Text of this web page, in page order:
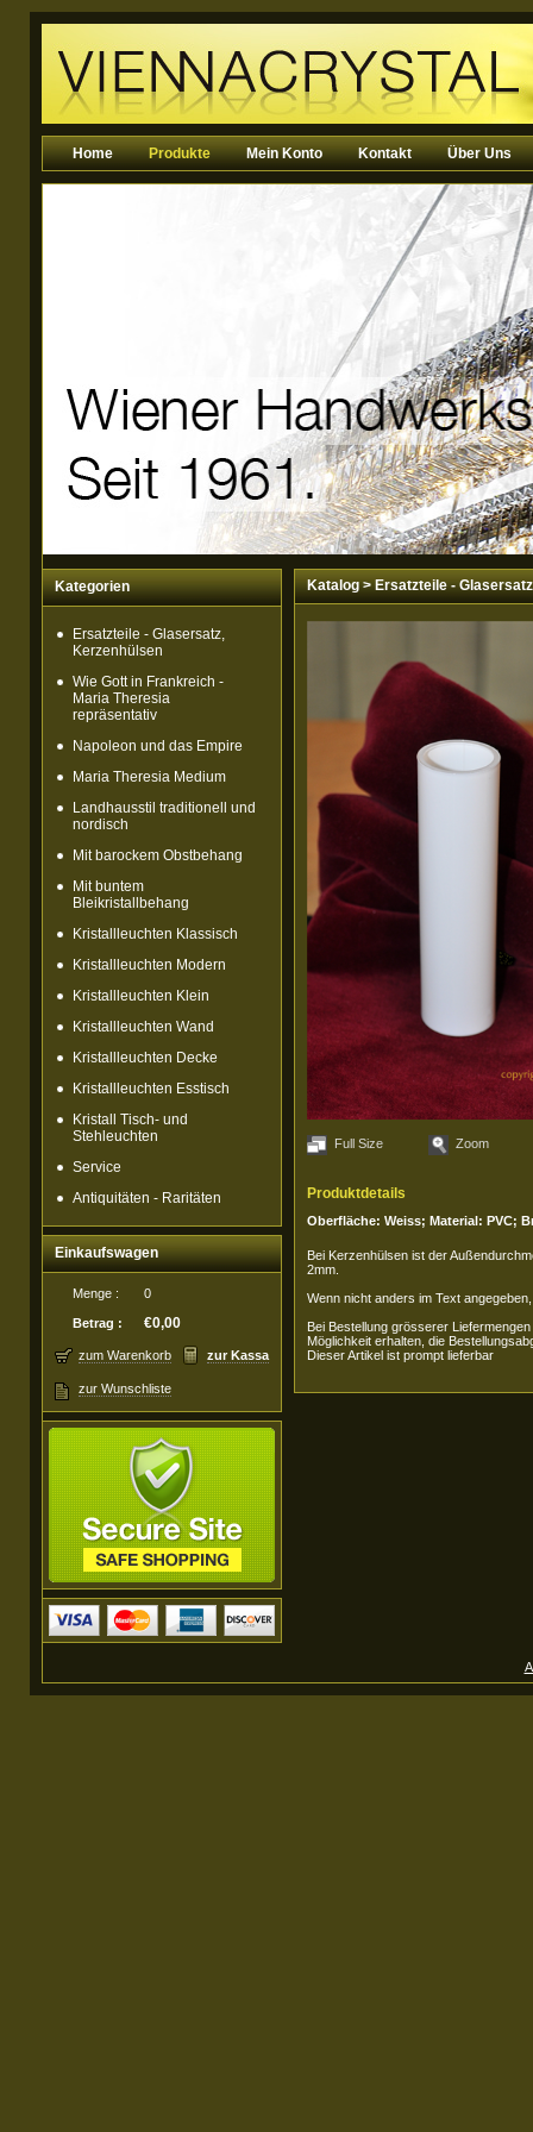
Home Produkte Mein Konto Kontakt Über Uns
Kategorien
Ersatzteile - Glasersatz,
Kerzenhülsen
Wie Gott in Frankreich -
Maria Theresia
repräsentativ
Napoleon und das Empire
Maria Theresia Medium
Landhausstil traditionell und
nordisch
Mit barockem Obstbehang
Mit buntem
Bleikristallbehang
Kristallleuchten Klassisch
Kristallleuchten Modern
Kristallleuchten Klein
Kristallleuchten Wand
Kristallleuchten Decke
Kristallleuchten Esstisch
Kristall Tisch- und
Stehleuchten
Service
Antiquitäten - Raritäten
Einkaufswagen
Menge : 0
Betrag : €0,00
zum Warenkorb zur Kassa
zur Wunschliste
Katalog>Ersatzteile -
Full Size Zoom
Produktdetails
Oberfläche: Weiss; Material: PVC;
Bei Kerzenhülsen ist der
2mm.
Wenn nicht anders im Text
Bei Bestellung grösserer
Möglichkeit erhalten, die
Dieser Artikel ist prompt lieferbar